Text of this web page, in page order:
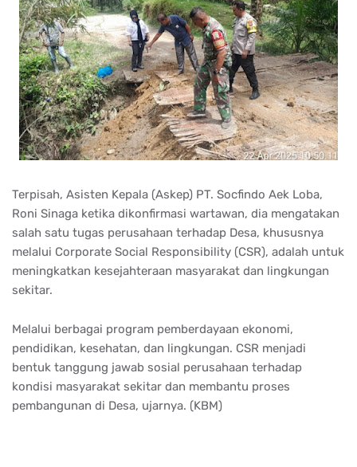
Terpisah, Asisten Kepala (Askep) PT. Socfindo Aek Loba,
Roni Sinaga ketika dikonfirmasi wartawan, dia mengatakan
salah satu tugas perusahaan terhadap Desa, khususnya
melalui Corporate Social Responsibility (CSR), adalah untuk
meningkatkan kesejahteraan masyarakat dan lingkungan
sekitar.
Melalui berbagai program pemberdayaan ekonomi,
pendidikan, kesehatan, dan lingkungan. CSR menjadi
bentuk tanggung jawab sosial perusahaan terhadap
kondisi masyarakat sekitar dan membantu proses
pembangunan di Desa, ujarnya. (KBM)